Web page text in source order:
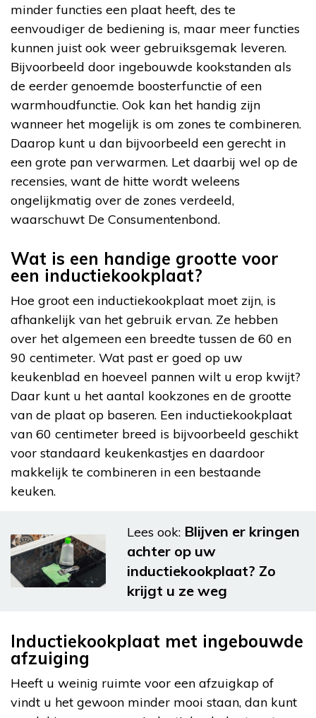
minder functies een plaat heeft, des te
eenvoudiger de bediening is, maar meer functies
kunnen juist ook weer gebruiksgemak leveren.
Bijvoorbeeld door ingebouwde kookstanden als
de eerder genoemde boosterfunctie of een
warmhoudfunctie. Ook kan het handig zijn
wanneer het mogelijk is om zones te combineren.
Daarop kunt u dan bijvoorbeeld een gerecht in
een grote pan verwarmen. Let daarbij wel op de
recensies, want de hitte wordt weleens
ongelijkmatig over de zones verdeeld,
waarschuwt De Consumentenbond.
Wat is een handige grootte voor
een inductiekookplaat?
Hoe groot een inductiekookplaat moet zijn, is
afhankelijk van het gebruik ervan. Ze hebben
over het algemeen een breedte tussen de 60 en
90 centimeter. Wat past er goed op uw
keukenblad en hoeveel pannen wilt u erop kwijt?
Daar kunt u het aantal kookzones en de grootte
van de plaat op baseren. Een inductiekookplaat
van 60 centimeter breed is bijvoorbeeld geschikt
voor standaard keukenkastjes en daardoor
makkelijk te combineren in een bestaande
keuken.
Lees ook: Blijven er kringen
achter op uw
inductiekookplaat? Zo
krijgt u ze weg
Inductiekookplaat met ingebouwde
afzuiging
Heeft u weinig ruimte voor een afzuigkap of
vindt u het gewoon minder mooi staan, dan kunt